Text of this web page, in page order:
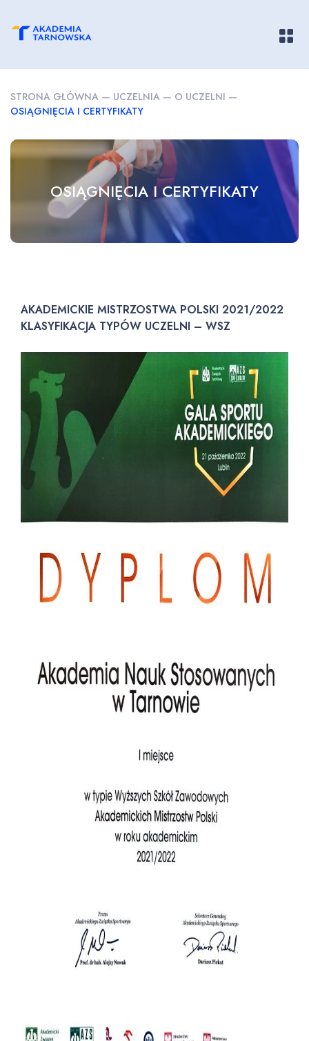
STRONA GŁÓWNA — UCZELNIA — O UCZELNI —
OSIĄGNIĘCIA I CERTYFIKATY
OSIĄGNIĘCIA I CERTYFIKATY
AKADEMICKIE MISTRZOSTWA POLSKI 2021/2022
KLASYFIKACJA TYPÓW UCZELNI – WSZ